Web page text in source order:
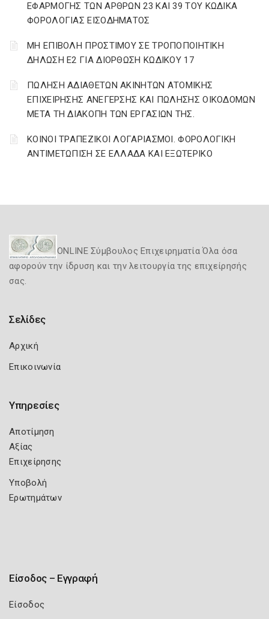
ΕΦΑΡΜΟΓΗΣ ΤΩΝ ΑΡΘΡΩΝ 23 ΚΑΙ 39 ΤΟΥ ΚΩΔΙΚΑ
ΦΟΡΟΛΟΓΙΑΣ ΕΙΣΟΔΗΜΑΤΟΣ
ΜΗ ΕΠΙΒΟΛΗ ΠΡΟΣΤΙΜΟΥ ΣΕ ΤΡΟΠΟΠΟΙΗΤΙΚΗ
ΔΗΛΩΣΗ Ε2 ΓΙΑ ΔΙΟΡΘΩΣΗ ΚΩΔΙΚΟΥ 17
ΠΩΛΗΣΗ ΑΔΙΑΘΕΤΩΝ ΑΚΙΝΗΤΩΝ ΑΤΟΜΙΚΗΣ
ΕΠΙΧΕΙΡΗΣΗΣ ΑΝΕΓΕΡΣΗΣ ΚΑΙ ΠΩΛΗΣΗΣ ΟΙΚΟΔΟΜΩΝ
ΜΕΤΑ ΤΗ ΔΙΑΚΟΠΗ ΤΩΝ ΕΡΓΑΣΙΩΝ ΤΗΣ.
ΚΟΙΝΟΙ ΤΡΑΠΕΖΙΚΟΙ ΛΟΓΑΡΙΑΣΜΟΙ. ΦΟΡΟΛΟΓΙΚΗ
ΑΝΤΙΜΕΤΩΠΙΣΗ ΣΕ ΕΛΛΑΔΑ ΚΑΙ ΕΞΩΤΕΡΙΚΟ
ONLINE Σύμβουλος Επιχειρηματία Όλα όσα
αφορούν την ίδρυση και την λειτουργία της επιχείρησής
σας.
Σελίδες
Αρχική
Επικοινωνία
Υπηρεσίες
Αποτίμηση
Αξίας
Επιχείρησης
Υποβολή
Ερωτημάτων
Είσοδος – Εγγραφή
Είσοδος